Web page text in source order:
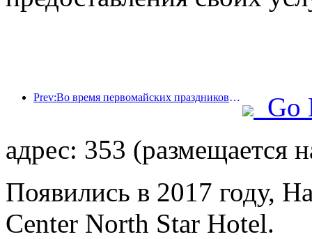
Prev:Во время первомайских праздников по железной дороге в дельте реки Янцзы было перевезено более 21,38 миллиона пассажиров.
Go
адрес: 353 (размещается
Появились в 2017 году,
Center North Star Hotel.